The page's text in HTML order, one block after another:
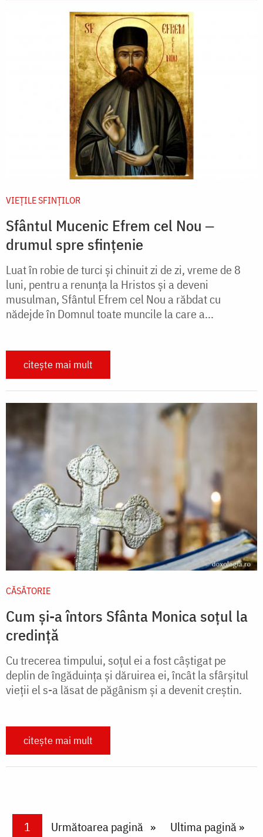
VIEŢILE SFINŢILOR
Sfântul Mucenic Efrem cel Nou ‒
drumul spre sfințenie
Luat în robie de turci și chinuit zi de zi, vreme de 8
luni, pentru a renunța la Hristos și a deveni
musulman, Sfântul Efrem cel Nou a răbdat cu
nădejde în Domnul toate muncile la care a...
citește mai mult
CĂSĂTORIE
Cum și-a întors Sfânta Monica soțul la
credință
Cu trecerea timpului, soțul ei a fost câștigat pe
deplin de îngăduința și dăruirea ei, încât la sfârșitul
vieții el s-a lăsat de păgânism și a devenit creștin.
citește mai mult
PaginareCurrent page
1 Next page
Următoarea pagină Last page
Ultima pagină »